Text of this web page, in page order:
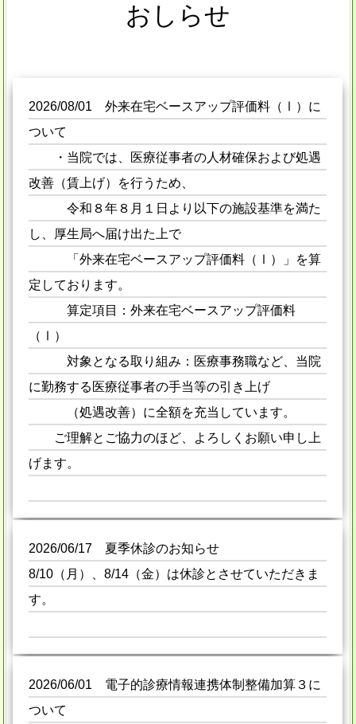
おしらせ
2026/08/01 外来在宅ベースアップ評価料（Ⅰ）に
ついて
・当院では、医療従事者の人材確保および処遇
改善（賃上げ）を行うため、
令和８年８月１日より以下の施設基準を満た
し、厚生局へ届け出た上で
「外来在宅ベースアップ評価料（Ⅰ）」を算
定しております。
算定項目：外来在宅ベースアップ評価料
（Ⅰ）
対象となる取り組み：医療事務職など、当院
に勤務する医療従事者の手当等の引き上げ
（処遇改善）に全額を充当しています。
ご理解とご協力のほど、よろしくお願い申し上
げます。
2026/06/17 夏季休診のお知らせ
8/10（月）、8/14（金）は休診とさせていただきま
す。
2026/06/01 電子的診療情報連携体制整備加算３に
ついて